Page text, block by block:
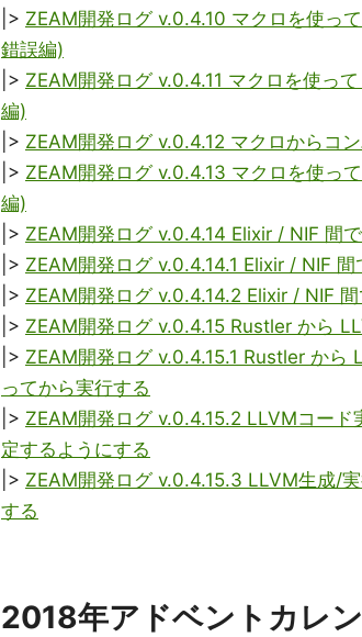
|> ZEAM開発ログ v.0.4.10 マクロを使っ
錯誤編)
|> ZEAM開発ログ v.0.4.11 マクロを使っ
編)
|> ZEAM開発ログ v.0.4.12 マクロからコ
|> ZEAM開発ログ v.0.4.13 マクロを使っ
編)
|> ZEAM開発ログ v.0.4.14 Elixir / NIF 間
|> ZEAM開発ログ v.0.4.14.1 Elixir / NIF
|> ZEAM開発ログ v.0.4.14.2 Elixir / NIF
|> ZEAM開発ログ v.0.4.15 Rustler から
|> ZEAM開発ログ v.0.4.15.1 Rustler から
ってから実行する
|> ZEAM開発ログ v.0.4.15.2 LLVMコー
定するようにする
|> ZEAM開発ログ v.0.4.15.3 LLVM生成/
する
2018年アドベントカレ